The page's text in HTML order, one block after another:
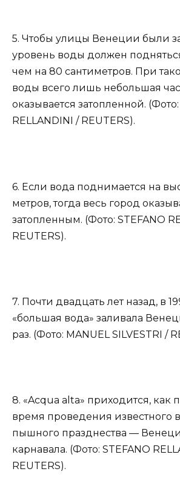
5. Чтобы улицы Венеции были
уровень воды должен
чем на 80 сантиметров. При
воды всего лишь небольшая
оказывается затопленной. (Фото:
RELLANDINI / REUTERS).
6. Если вода поднимается на
метров, тогда весь город
затопленным. (Фото: STEFANO
REUTERS).
7. Почти двадцать лет назад, в
«большая вода» заливала
раз. (Фото: MANUEL SILVESTRI /
8. «Acqua alta» приходится, как
время проведения известного
пышного празднества —
карнавала. (Фото: STEFANO
REUTERS).